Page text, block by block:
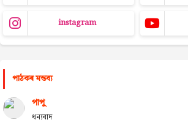
instagram
পাঠকৰ মন্তব্য
পাপু
ধন্যবাদ